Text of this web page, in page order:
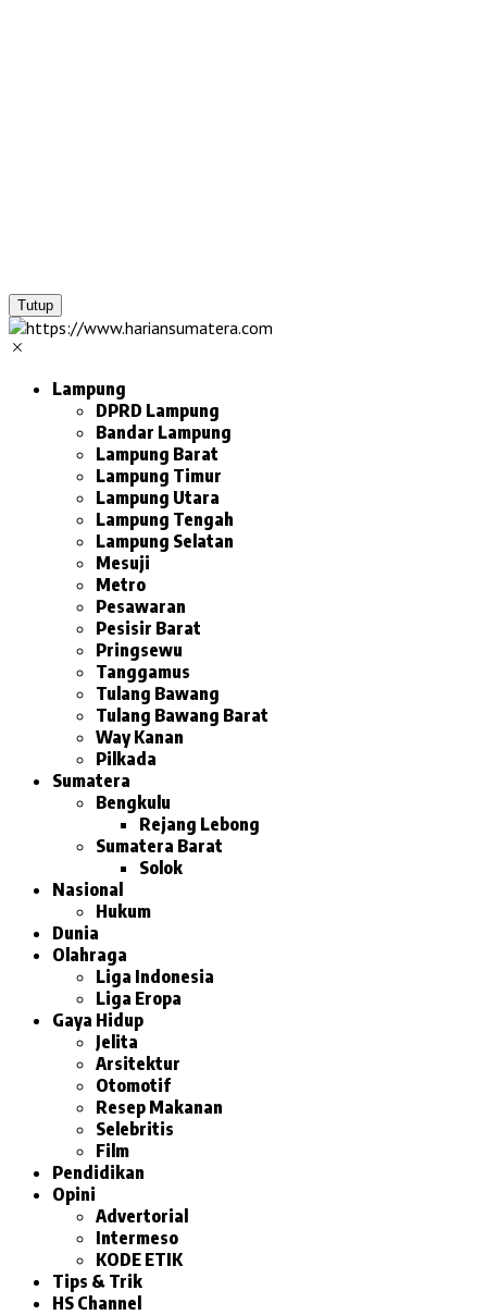
Tutup
Lampung
DPRD Lampung
Bandar Lampung
Lampung Barat
Lampung Timur
Lampung Utara
Lampung Tengah
Lampung Selatan
Mesuji
Metro
Pesawaran
Pesisir Barat
Pringsewu
Tanggamus
Tulang Bawang
Tulang Bawang Barat
Way Kanan
Pilkada
Sumatera
Bengkulu
Rejang Lebong
Sumatera Barat
Solok
Nasional
Hukum
Dunia
Olahraga
Liga Indonesia
Liga Eropa
Gaya Hidup
Jelita
Arsitektur
Otomotif
Resep Makanan
Selebritis
Film
Pendidikan
Opini
Advertorial
Intermeso
KODE ETIK
Tips & Trik
HS Channel